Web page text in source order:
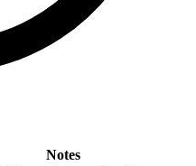
Notes